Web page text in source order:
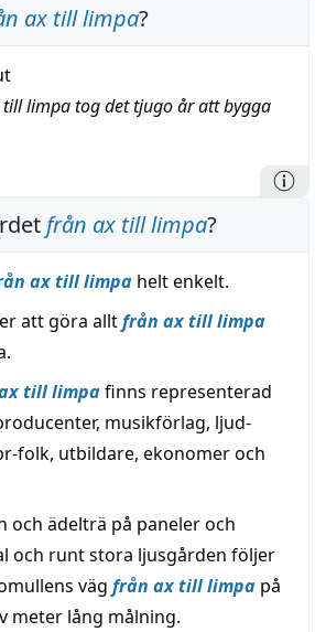
ax till limpa?
till limpa tog det tjugo år att bygga
från ax till limpa?
ax till limpa helt enkelt.
att göra alltfrån ax till limpa
till limpafinns representerad
musikförlag, ljud-
folk, utbildare, ekonomer och
och ädelträ på paneler och
och runt stora ljusgården följer
väg från ax till limpa på
meter lång målning.